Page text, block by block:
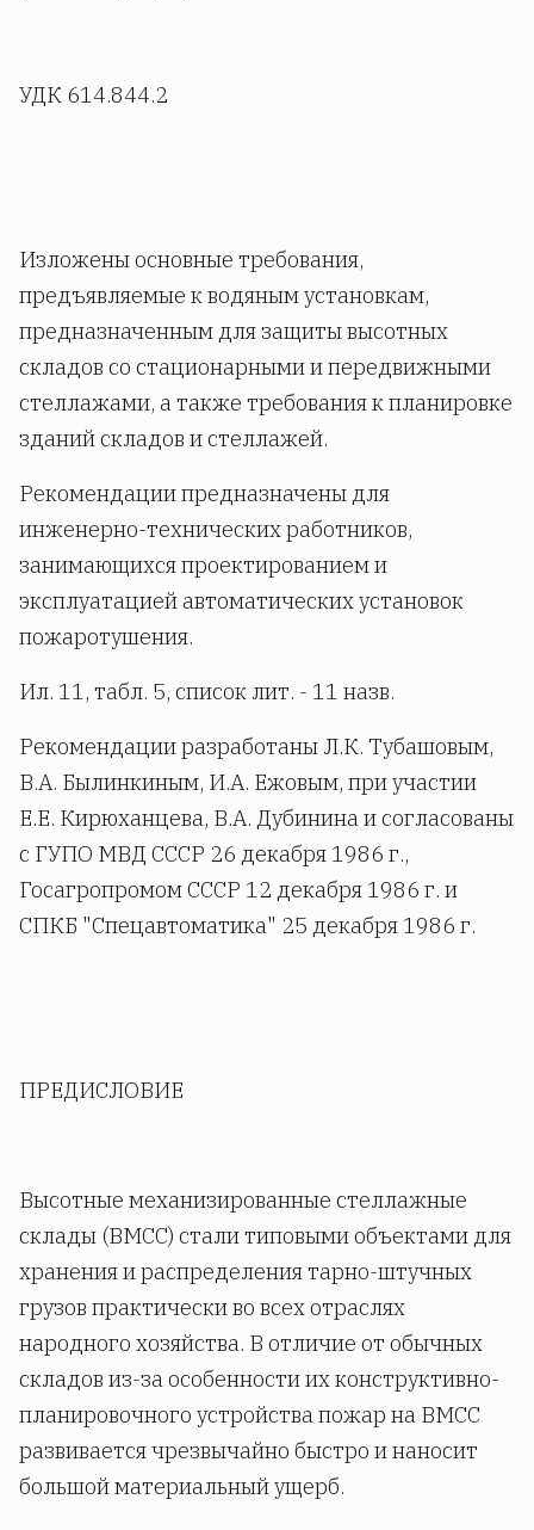
УДК 614.844.2
Изложены основные требования,
предъявляемые к водяным установкам,
предназначенным для защиты высотных
складов со стационарными и передвижными
стеллажами, а также требования к планировке
зданий складов и стеллажей.
Рекомендации предназначены для
инженерно-технических работников,
занимающихся проектированием и
эксплуатацией автоматических установок
пожаротушения.
Ил. 11, табл. 5, список лит. - 11 назв.
Рекомендации разработаны Л.К. Тубашовым,
В.А. Былинкиным, И.А. Ежовым, при участии
Е.Е. Кирюханцева, В.А. Дубинина и согласованы
с ГУПО МВД СССР 26 декабря 1986 г.,
Госагропромом СССР 12 декабря 1986 г. и
СПКБ "Спецавтоматика" 25 декабря 1986 г.
ПРЕДИСЛОВИЕ
Высотные механизированные стеллажные
склады (ВМСС) стали типовыми объектами для
хранения и распределения тарно-штучных
грузов практически во всех отраслях
народного хозяйства. В отличие от обычных
складов из-за особенности их конструктивно-
планировочного устройства пожар на ВМСС
развивается чрезвычайно быстро и наносит
большой материальный ущерб.